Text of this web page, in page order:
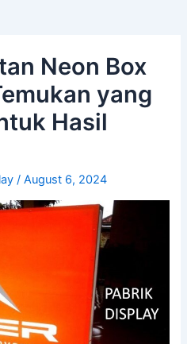
Neon Box
yang
Hasil
/August 6, 2024